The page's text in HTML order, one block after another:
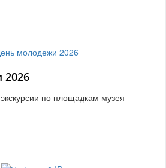
по площадкам музея